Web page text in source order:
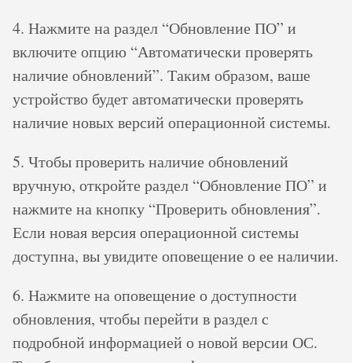
4. Нажмите на раздел “Обновление ПО” и
включите опцию “Автоматически проверять
наличие обновлений”. Таким образом, ваше
устройство будет автоматически проверять
наличие новых версий операционной системы.
5. Чтобы проверить наличие обновлений
вручную, откройте раздел “Обновление ПО” и
нажмите на кнопку “Проверить обновления”.
Если новая версия операционной системы
доступна, вы увидите оповещение о ее наличии.
6. Нажмите на оповещение о доступности
обновления, чтобы перейти в раздел с
подробной информацией о новой версии ОС.